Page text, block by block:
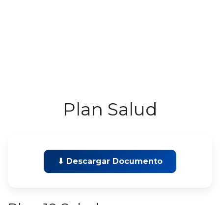
Plan Salud
⬇ Descargar Documento